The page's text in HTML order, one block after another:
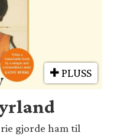
PLUSS
gjorde ham til